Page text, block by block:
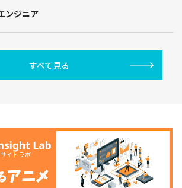
ンジニア
すべて見る